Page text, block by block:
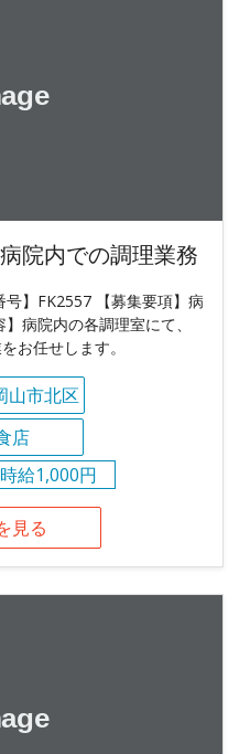
院内での調理業務
号】FK2557 【募集要項】病
病院内の各調理室にて、
お任せします。
山市北区
店
時給1,000円
見る